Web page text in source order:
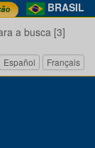
BRASIL
a busca [3]
Español Français